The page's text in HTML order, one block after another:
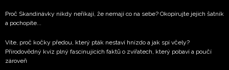
Proč Skandinávky nikdy neříkají, že nemají co na sebe? Okopírujte jejich šatník
a pochopíte...
Víte, proč kočky předou, který pták nestaví hnízdo a jak spí včely?
Přírodovědný kvíz plný fascinujících faktů o zvířatech, který pobaví a poučí
zároveň